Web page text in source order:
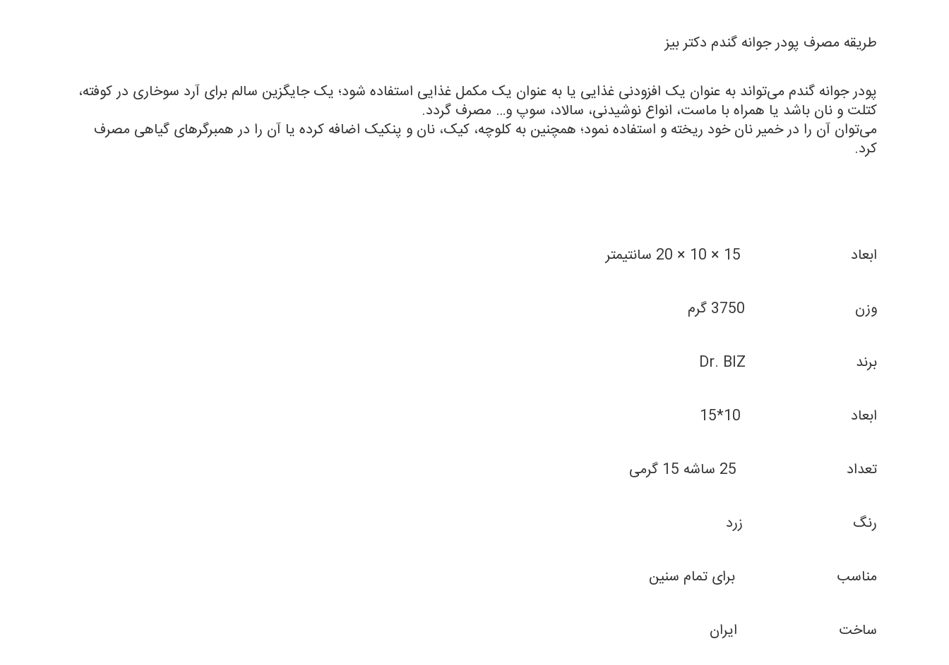
طریقه مصرف پودر جوانه گندم دکتر بیز
پودر جوانه گندم می‌تواند به عنوان یک افزودنی غذایی یا به عنوان یک مکمل غذایی استفاده شود؛ یک جایگزین سالم برای آرد سوخاری در کوفته،
کتلت و نان باشد یا همراه با ماست، انواع نوشیدنی، سالاد، سوپ و… مصرف گردد.
می‌توان آن را در خمیر نان خود ریخته و استفاده نمود؛ همچنین به کلوچه، کیک، نان و پنکیک اضافه کرده یا آن را در همبرگرهای گیاهی مصرف
کرد.
ابعاد 15 × 10 × 20 سانتیمتر
وزن 3750 گرم
برند Dr. BIZ
ابعاد 10*15
تعداد 25 ساشه 15 گرمی
رنگ زرد
مناسب برای تمام سنین
ساخت ایران